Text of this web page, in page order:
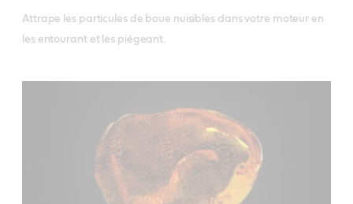
Attrape les particules de boue nuisibles dans votre moteur en
les entourant et les piégeant.